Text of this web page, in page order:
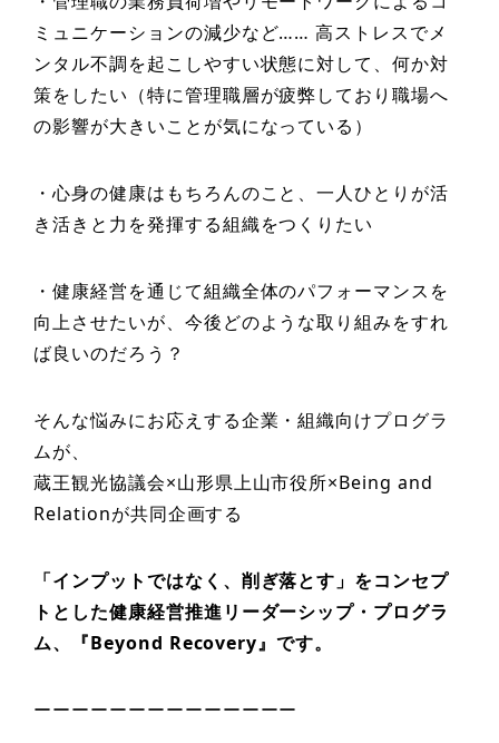
ミュニケーションの減少など…… 高ストレスでメ
ンタル不調を起こしやすい状態に対して、何か対
策をしたい（特に管理職層が疲弊しており職場へ
の影響が大きいことが気になっている）
・心身の健康はもちろんのこと、一人ひとりが活
き活きと力を発揮する組織をつくりたい
・健康経営を通じて組織全体のパフォーマンスを
向上させたいが、今後どのような取り組みをすれ
ば良いのだろう？
そんな悩みにお応えする企業・組織向けプログラ
ムが、
蔵王観光協議会×山形県上山市役所×Being and
Relationが共同企画する
「インプットではなく、削ぎ落とす」をコンセプ
トとした健康経営推進リーダーシップ・プログラ
ム、
『Beyond Recovery』です。
ーーーーーーーーーーーーーー